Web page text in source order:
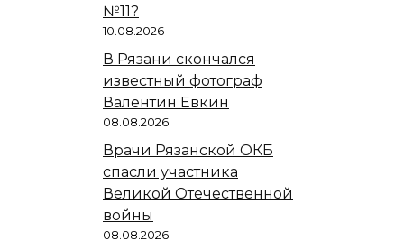
№11?
10.08.2026
В Рязани скончался
известный фотограф
Валентин Евкин
08.08.2026
Врачи Рязанской ОКБ
спасли участника
Великой Отечественной
войны
08.08.2026